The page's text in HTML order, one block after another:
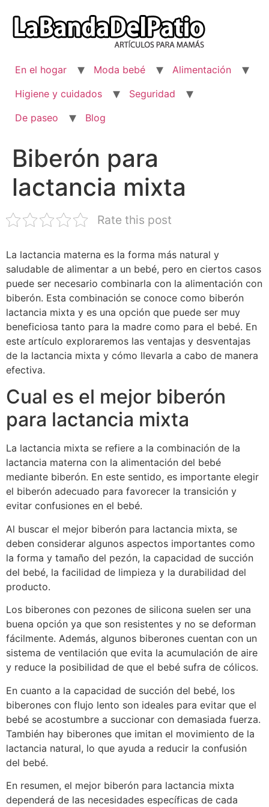
contenido
En el hogar Moda bebé
Alimentación
Higiene y cuidados
Seguridad
De paseo
Blog
Biberón para
lactancia mixta
Rate this post
La lactancia materna es la forma más natural y
saludable de alimentar a un bebé, pero en ciertos casos
puede ser necesario combinarla con la alimentación con
biberón. Esta combinación se conoce como biberón
lactancia mixta y es una opción que puede ser muy
beneficiosa tanto para la madre como para el bebé. En
este artículo exploraremos las ventajas y desventajas
de la lactancia mixta y cómo llevarla a cabo de manera
efectiva.
Cual es el mejor biberón
para lactancia mixta
La lactancia mixta se refiere a la combinación de la
lactancia materna con la alimentación del bebé
mediante biberón. En este sentido, es importante elegir
el biberón adecuado para favorecer la transición y
evitar confusiones en el bebé.
Al buscar el mejor biberón para lactancia mixta, se
deben considerar algunos aspectos importantes como
la forma y tamaño del pezón, la capacidad de succión
del bebé, la facilidad de limpieza y la durabilidad del
producto.
Los biberones con pezones de silicona suelen ser una
buena opción ya que son resistentes y no se deforman
fácilmente. Además, algunos biberones cuentan con un
sistema de ventilación que evita la acumulación de aire
y reduce la posibilidad de que el bebé sufra de cólicos.
En cuanto a la capacidad de succión del bebé, los
biberones con flujo lento son ideales para evitar que el
bebé se acostumbre a succionar con demasiada fuerza.
También hay biberones que imitan el movimiento de la
lactancia natural, lo que ayuda a reducir la confusión
del bebé.
En resumen, el mejor biberón para lactancia mixta
dependerá de las necesidades específicas de cada